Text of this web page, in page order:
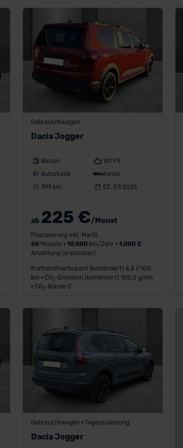
Gebrauchtwagen
Dacia Jogger
Benzin
141 PS
Automatik
Kombi
399 km
EZ: 07/2025
ab 225 €/Monat
Finanzierung inkl. MwSt.
60 Monate •10.000 km/Jahr •1.000 €
Anzahlung (anpassbar)
Kraftstoffverbrauch (kombiniert) 4,8 l/100
km • CO 2-Emission (kombiniert) 108,0 g/km
• CO 2-Klasse C
Gebrauchtwagen • Tageszulassung
Dacia Jogger